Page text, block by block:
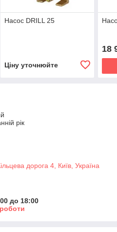
Насос DRILL 25
Ціну уточнюйте
18
рік
дорога 4, Київ, Україна
до 18:00